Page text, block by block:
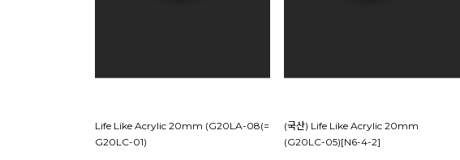
Life Like Acrylic 20mm (G20LA-08(=
G20LC-01)
(국산) Life Like Acrylic 20mm
(G20LC-05)[N6-4-2]